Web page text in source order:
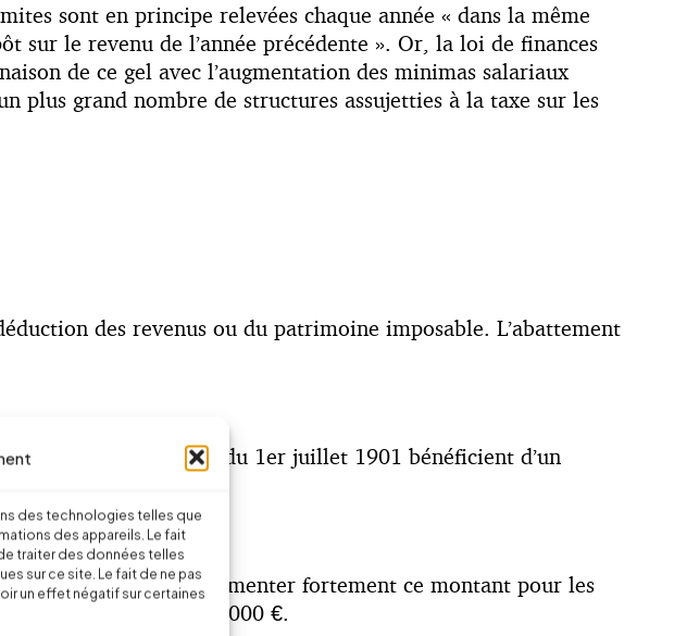
des technologies telles que
des appareils. Le fait
traiter des données telles
sur ce site. Le fait de ne pas
un effet négatif sur certaines
sont en principe relevées chaque année « dans la même
le revenu de l’année précédente ». Or, la loi de finances
de ce gel avec l’augmentation des minimas salariaux
plus grand nombre de structures assujetties à la taxe sur les
des revenus ou du patrimoine imposable. L’abattement
régies par la loi du 1er juillet 1901 bénéficient d’un
rectificative vient augmenter fortement ce montant pour les
sera ainsi fixé à 20.000 €.